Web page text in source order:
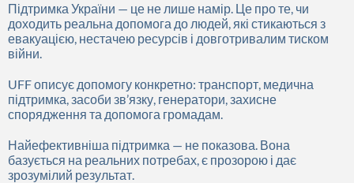
Підтримка України — це не лише намір. Це про те, чи
доходить реальна допомога до людей, які стикаються з
евакуацією, нестачею ресурсів і довготривалим тиском
війни.
UFF описує допомогу конкретно: транспорт, медична
підтримка, засоби зв’язку, генератори, захисне
спорядження та допомога громадам.
Найефективніша підтримка — не показова. Вона
базується на реальних потребах, є прозорою і дає
зрозумілий результат.